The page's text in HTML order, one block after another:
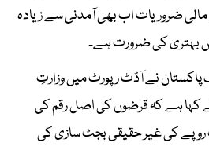
ضروریات اب بھی آمدنی سے زیادہ
بہتری کی ضرورت ہے۔
نے آڈٹ رپورٹ میں وزارتِ
کہا ہے کہ قرضوں کی اصل رقم کی
1۔83 کھرب روپے کی غیر حقیقی بجٹ سازی کی